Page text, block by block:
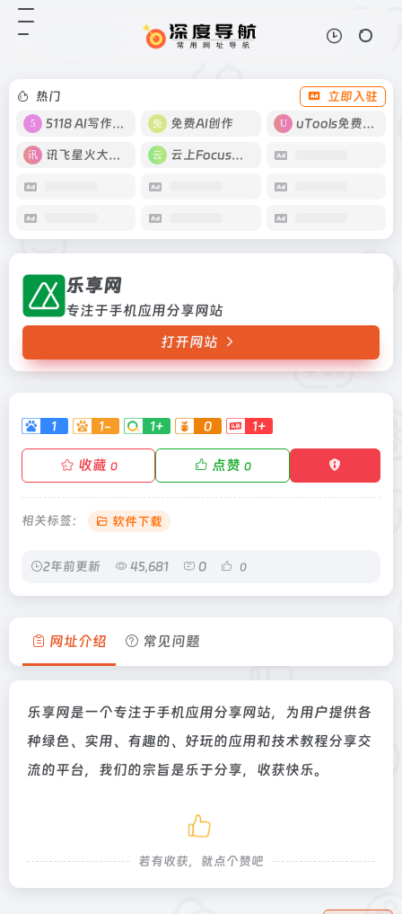
热门
立即入驻
5118 AI写作工具
免费AI创作 uTools免费工具箱
讯飞星火大模型 云上Focus接码
乐享网
专注于手机应用分享网站
打开网站
1 1- 1+ 0 1+
收藏 0 点赞 0
相关标签： 软件下载
2年前更新 45,681 0 0
网址介绍 常见问题
乐享网是一个专注于手机应用分享网站，为用户提供各
种绿色、实用、有趣的、好玩的应用和技术教程分享交
流的平台，我们的宗旨是乐于分享，收获快乐。
若有收获，就点个赞吧